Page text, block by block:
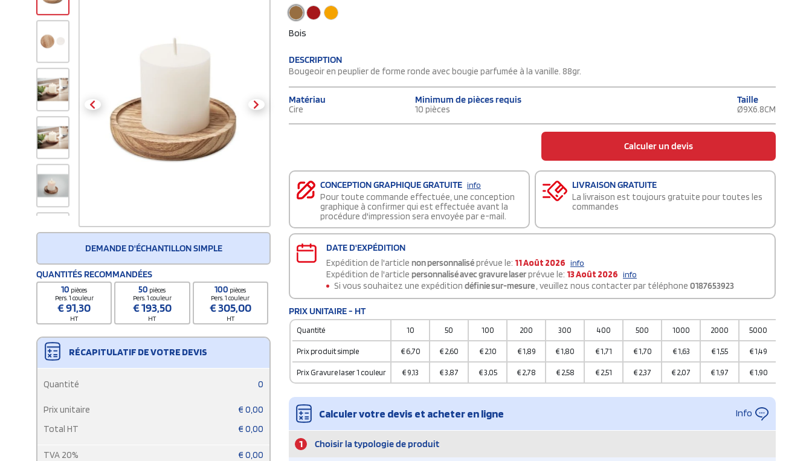
DEMANDE D'ÉCHANTILLON SIMPLE
QUANTITÉS RECOMMANDÉES
10 pièces
Pers. 1 couleur
€91,30
HT
50 pièces
Pers. 1 couleur
€193,50
HT
100 pièces
Pers. 1 couleur
€305,00
HT
RÉCAPITULATIF DE VOTRE DEVIS
Quantité 0
Prix unitaire € 0,00
Total HT
€ 0,00
TVA 20% € 0,00
Bois
DESCRIPTION
Bougeoir en peuplier de forme ronde avec bougie parfumée à la vanille. 88gr.
Matériau
Cire
Minimum de pièces requis
10 pièces
Taille
Ø9X6.8CM
Calculer un devis
CONCEPTION GRAPHIQUE GRATUITE info
Pour toute commande effectuée, une conception
graphique à confirmer qui est effectuée avant la
procédure d'impression sera envoyée par e-mail.
LIVRAISON GRATUITE
La livraison est toujours gratuite pour toutes les
commandes
DATE D'EXPÉDITION
Expédition de l'article non personnaliséprévue le: 11 Août 2026 info
Expédition de l'article personnalisé avec gravure laserprévue le: 13 Août 2026 info
Si vous souhaitez une expédition définie sur-mesure, veuillez nous contacter par téléphone 0187653923
PRIX UNITAIRE - HT
Quantité 10 50 100 200 300 400 500 1000 2000 5000
Prix produit simple €6,70 € 2,60 € 2,10 €1,89 €1,80 €1,71 €1,70 €1,63 €1,55 €1,49
Prix Gravure laser 1 couleur € 9,13 €3,87 €3,05 € 2,78 € 2,58 € 2,51 € 2,37 € 2,07 €1,97 €1,90
Calculer votre devis et acheter en ligne Info
1 Choisir la typologie de produit